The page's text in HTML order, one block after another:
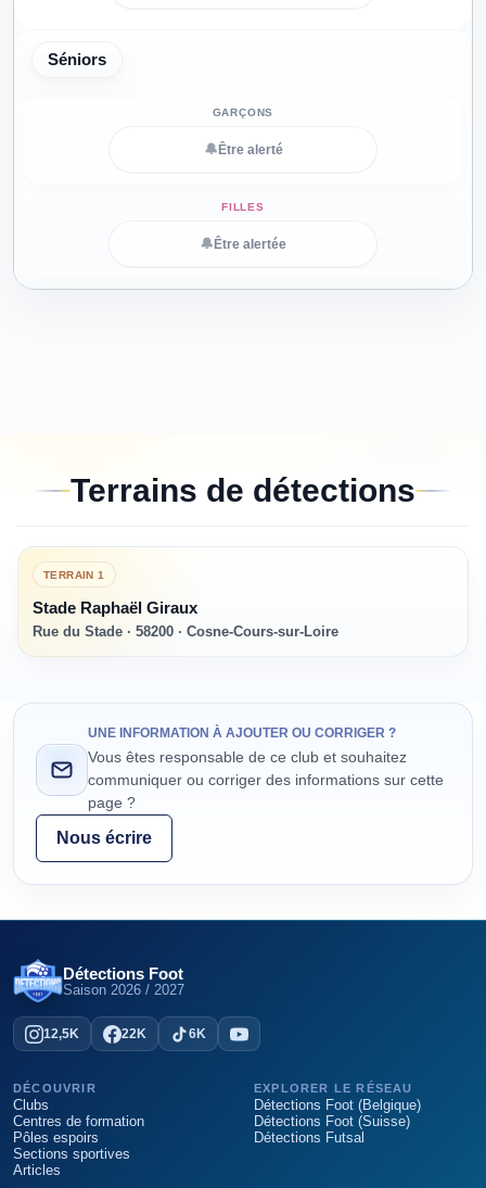
Terrains de détections
TERRAIN1
Stade Raphaël Giraux
Rue du Stade · 58200 · Cosne-Cours-sur-Loire
Séniors
🔔 Être alerté
🔔 Être alertée
UNE INFORMATION À AJOUTER OU CORRIGER ?
Vous êtes responsable de ce club et souhaitez
communiquer ou corriger des informations sur cette
page ?
Nous écrire
Détections Foot
Saison 2026 / 2027
12,5K 22K 6K
DÉCOUVRIR
Clubs
Centres de formation
Pôles espoirs
Sections sportives
Articles
EXPLORER LE RÉSEAU
Détections Foot (Belgique)
Détections Foot (Suisse)
Détections Futsal